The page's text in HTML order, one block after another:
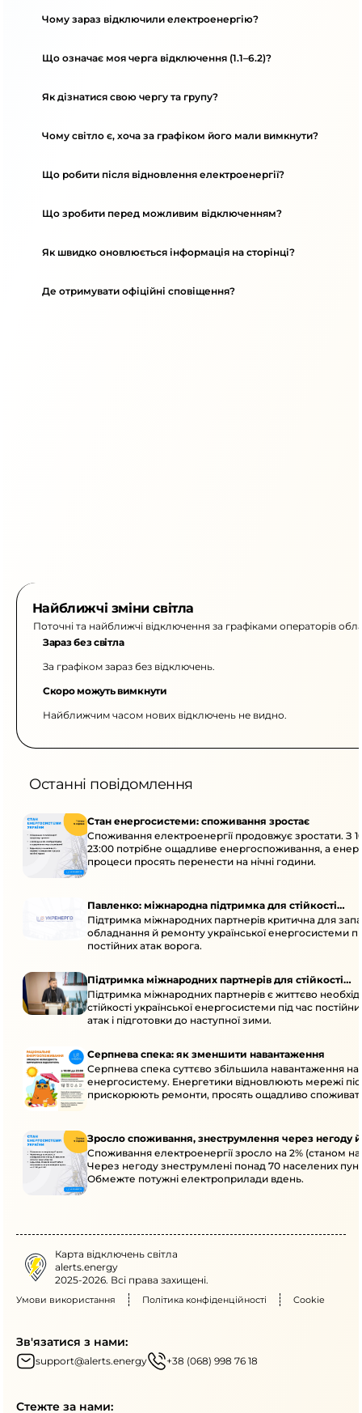
Чому зараз відключили електроенергію?
Що означає моя черга відключення (1.1–6.2)?
Як дізнатися свою чергу та групу?
Чому світло є, хоча за графіком його мали вимкнути?
Що робити після відновлення електроенергії?
Що зробити перед можливим відключенням?
Як швидко оновлюється інформація на сторінці?
Де отримувати офіційні сповіщення?
Найближчі зміни світла
Поточні та найближчі відключення за графіками операторів
Зараз без світла
За графіком зараз без відключень.
Скоро можуть вимкнути
Найближчим часом нових відключень не видно.
Останні повідомлення
Стан енергосистеми: споживання зростає
Споживання електроенергії продовжує зростати. З
23:00 потрібне ощадливе енергоспоживання, а
процеси просять перенести на нічні години.
Павленко: міжнародна підтримка для стійкості
енергосистеми
Підтримка міжнародних партнерів критична для
обладнання й ремонту української енергосистеми
постійних атак ворога.
Підтримка міжнародних партнерів для стійкості
енергосистеми
Підтримка міжнародних партнерів є життєво
стійкості української енергосистеми під час
атак і підготовки до наступної зими.
Серпнева спека: як зменшити навантаження
Серпнева спека суттєво збільшила навантаження на
енергосистему. Енергетики відновлюють мережі
прискорюють ремонти, просять ощадливо
Зросло споживання, знеструмлення через негоду
Споживання електроенергії зросло на 2% (станом на
Через негоду знеструмлені понад 70 населених
Обмежте потужні електроприлади вдень.
Карта відключень світла
alerts.energy
2025-2026. Всі права захищені.
Умови використання Політика конфіденційності Cookie
Зв'язатися з нами:
support@alerts.energy +38 (068) 998 76 18
Стежте за нами: